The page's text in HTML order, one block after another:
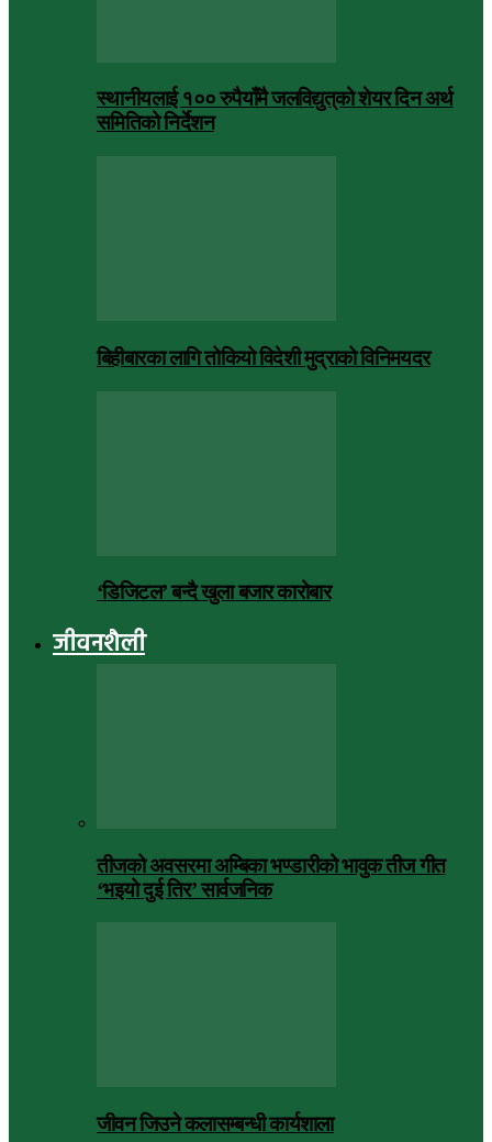
स्थानीयलाई १०० रुपैयाँमै जलविद्युत्‌को शेयर दिन अर्थ
समितिको निर्देशन
बिहीबारका लागि तोकियो विदेशी मुद्राको विनिमयदर
‘डिजिटल’ बन्दै खुला बजार कारोबार
जीवनशैली
तीजको अवसरमा अम्बिका भण्डारीको भावुक तीज गीत
‘भइयो दुई तिर’ सार्वजनिक
जीवन जिउने कलासम्बन्धी कार्यशाला